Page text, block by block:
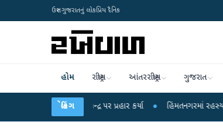
ઉત્તર ગુજરાતનું લોકપ્રિય દૈનિક
હોમ રાષ્ટ્રીય આંતરરાષ્ટ્રીય ગુજરાત
બ્રેકિંગ
ગાંધીએ કેન્દ્ર પર પ્રહાર કર્યા ● હિંમતનગરમાં રહસ્યમય વાયરસ કે